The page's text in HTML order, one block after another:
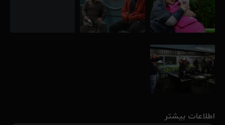
اطلاعات بیشتر